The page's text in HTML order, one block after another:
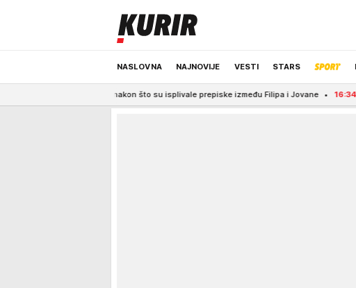
NASLOVNA NAJNOVIJE VESTI STARS
ODRŽIVA BUDUĆNOST REGION NEWS IZBOR
reagovala nakon što su isplivale prepiske između Filipa i Jovane 16:34 NAJPOZNATIJA